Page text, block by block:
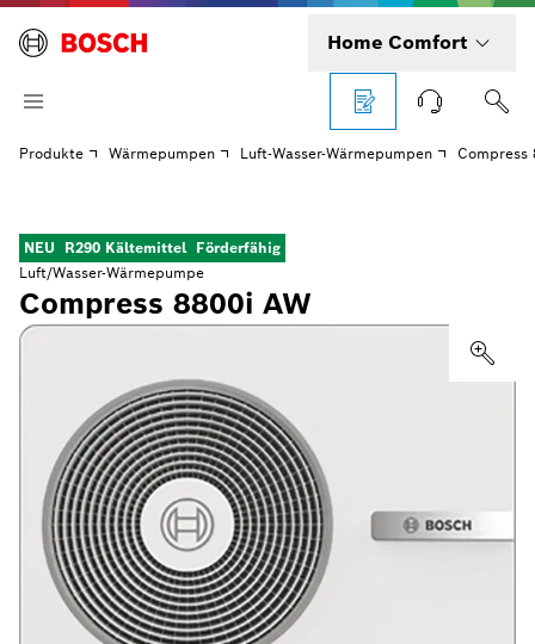
Home Comfort
Produkte Wärmepumpen Luft-Wasser-Wärmepumpen Compress
NEU R290 Kältemittel Förderfähig
Luft/Wasser-Wärmepumpe
Compress 8800i AW